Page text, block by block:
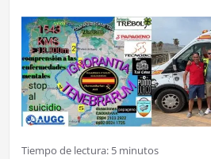
Tiempo de lectura: 5 minutos